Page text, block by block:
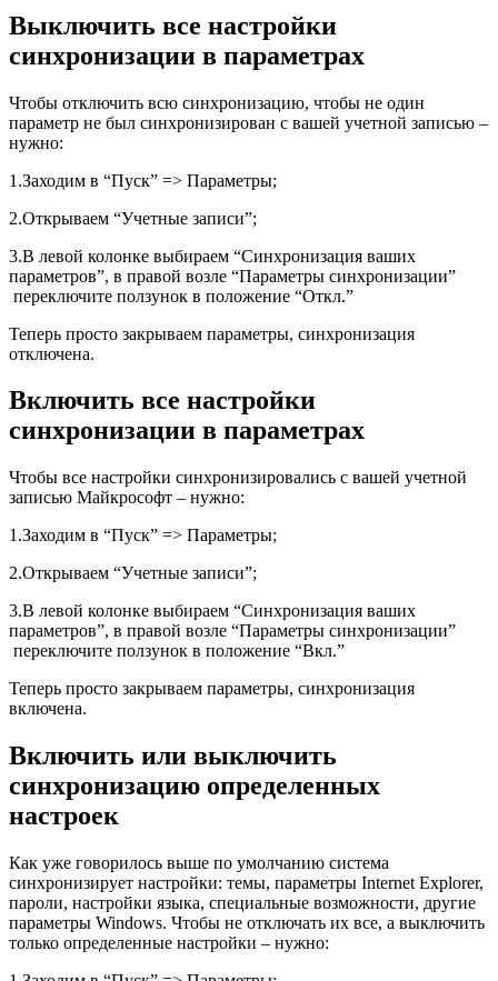
Выключить все настройки
синхронизации в параметрах
Чтобы отключить всю синхронизацию, чтобы не один
параметр не был синхронизирован с вашей учетной записью –
нужно:
1.Заходим в “Пуск” => Параметры;
2.Открываем “Учетные записи”;
3.В левой колонке выбираем “Синхронизация ваших
параметров”, в правой возле “Параметры синхронизации”
переключите ползунок в положение “Откл.”
Теперь просто закрываем параметры, синхронизация
отключена.
Включить все настройки
синхронизации в параметрах
Чтобы все настройки синхронизировались с вашей учетной
записью Майкрософт – нужно:
1.Заходим в “Пуск” => Параметры;
2.Открываем “Учетные записи”;
3.В левой колонке выбираем “Синхронизация ваших
параметров”, в правой возле “Параметры синхронизации”
переключите ползунок в положение “Вкл.”
Теперь просто закрываем параметры, синхронизация
включена.
Включить или выключить
синхронизацию определенных
настроек
Как уже говорилось выше по умолчанию система
синхронизирует настройки: темы, параметры Internet Explorer,
пароли, настройки языка, специальные возможности, другие
параметры Windows. Чтобы не отключать их все, а выключить
только определенные настройки – нужно: